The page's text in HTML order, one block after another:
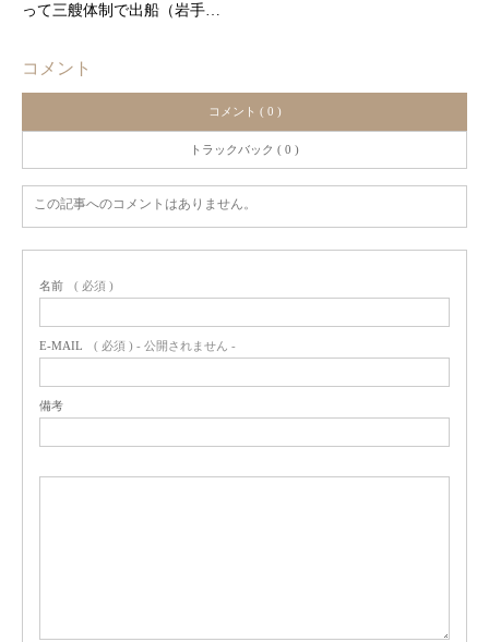
って三艘体制で出船（岩手…
コメント
コメント ( 0 )
トラックバック ( 0 )
この記事へのコメントはありません。
名前 ( 必須 )
E-MAIL ( 必須 ) - 公開されません -
備考